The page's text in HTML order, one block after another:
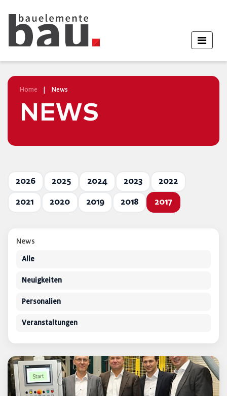
Home News
NEWS
2026 2025 2024 2023 2022
2021 2020 2019 2018 2017
News
Alle
Neuigkeiten
Personalien
Veranstaltungen